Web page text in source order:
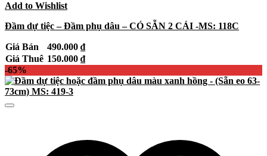
Add to Wishlist
Đầm dự tiệc – Đầm phụ dâu – CÓ SẴN 2 CÁI -MS: 118C
Giá Bán 490.000 ₫
Giá Thuê 150.000 ₫
-65%